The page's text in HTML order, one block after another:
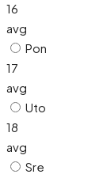
16
avg
Pon
17
avg
Uto
18
avg
Sre